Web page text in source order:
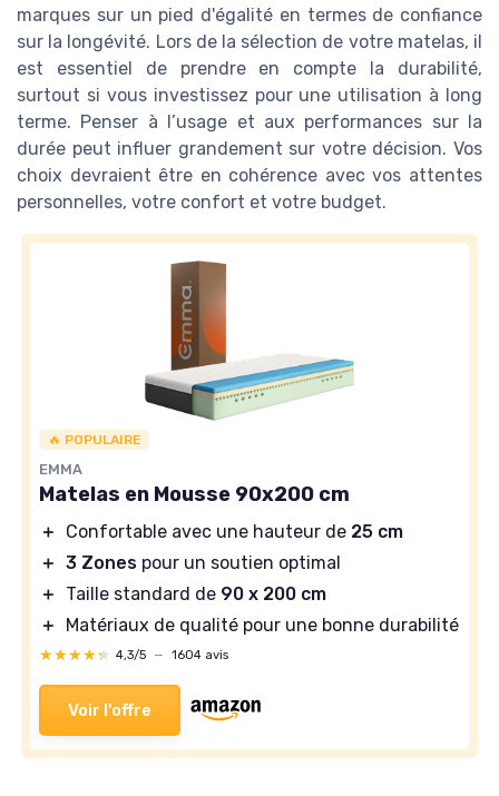
marques sur un pied d'égalité en termes de confiance
sur la longévité. Lors de la sélection de votre matelas, il
est essentiel de prendre en compte la durabilité,
surtout si vous investissez pour une utilisation à long
terme. Penser à l’usage et aux performances sur la
durée peut influer grandement sur votre décision. Vos
choix devraient être en cohérence avec vos attentes
personnelles, votre confort et votre budget.
🔥 POPULAIRE
EMMA
Matelas en Mousse 90x200 cm
＋ Confortable avec une hauteur de 25 cm
＋ 3 Zones pour un soutien optimal
＋
Taille standard de 90 x 200 cm
＋
Matériaux de qualité pour une bonne durabilité
★★★★★
★★★★★ 4,3/5 — 1604 avis
Voir l'offre